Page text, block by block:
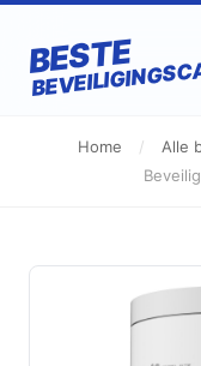
BESTE
Home / Alle